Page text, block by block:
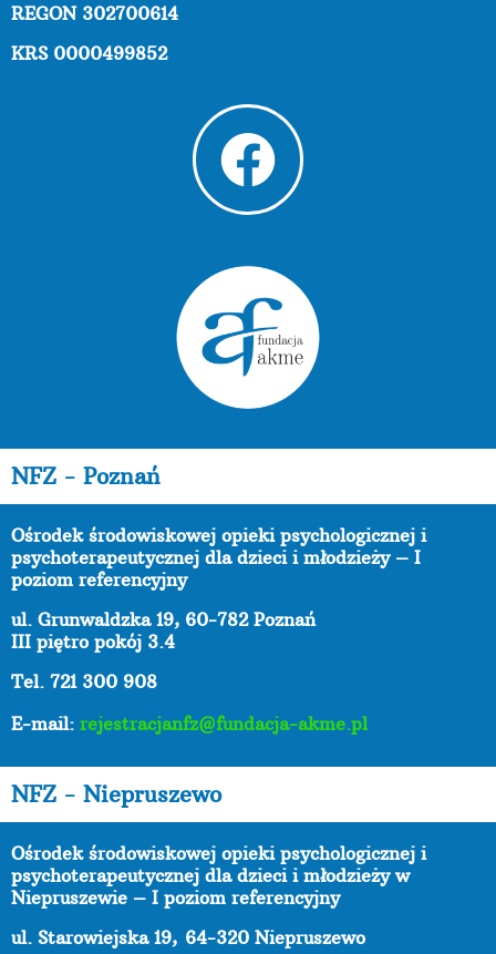
REGON 302700614
KRS 0000499852
NFZ - Poznań
Ośrodek środowiskowej opieki psychologicznej i
psychoterapeutycznej dla dzieci i młodzieży – I
poziom referencyjny
ul. Grunwaldzka 19, 60-782 Poznań
III piętro pokój 3.4
Tel. 721 300 908
E-mail: rejestracjanfz@fundacja-akme.pl
NFZ - Niepruszewo
Ośrodek środowiskowej opieki psychologicznej i
psychoterapeutycznej dla dzieci i młodzieży w
Niepruszewie – I poziom referencyjny
ul. Starowiejska 19, 64-320 Niepruszewo